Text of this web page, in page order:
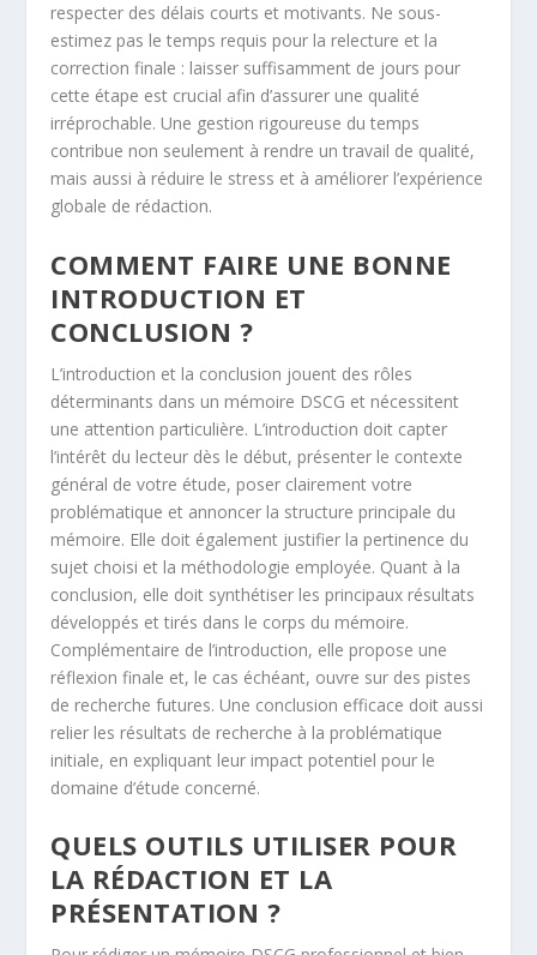
respecter des délais courts et motivants. Ne sous-
estimez pas le temps requis pour la relecture et la
correction finale : laisser suffisamment de jours pour
cette étape est crucial afin d’assurer une qualité
irréprochable. Une gestion rigoureuse du temps
contribue non seulement à rendre un travail de qualité,
mais aussi à réduire le stress et à améliorer l’expérience
globale de rédaction.
COMMENT FAIRE UNE BONNE
INTRODUCTION ET
CONCLUSION ?
L’introduction et la conclusion jouent des rôles
déterminants dans un mémoire DSCG et nécessitent
une attention particulière. L’introduction doit capter
l’intérêt du lecteur dès le début, présenter le contexte
général de votre étude, poser clairement votre
problématique et annoncer la structure principale du
mémoire. Elle doit également justifier la pertinence du
sujet choisi et la méthodologie employée. Quant à la
conclusion, elle doit synthétiser les principaux résultats
développés et tirés dans le corps du mémoire.
Complémentaire de l’introduction, elle propose une
réflexion finale et, le cas échéant, ouvre sur des pistes
de recherche futures. Une conclusion efficace doit aussi
relier les résultats de recherche à la problématique
initiale, en expliquant leur impact potentiel pour le
domaine d’étude concerné.
QUELS OUTILS UTILISER POUR
LA RÉDACTION ET LA
PRÉSENTATION ?